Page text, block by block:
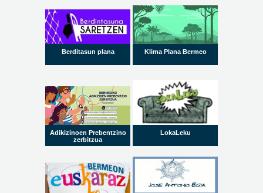
Berditasun plana Klima Plana Bermeo
Adikizinoen Prebentzino
zerbitzua
LokaLeku